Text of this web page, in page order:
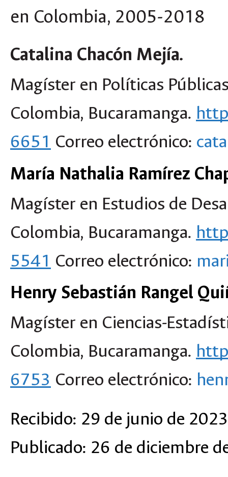
en Colombia, 2005-2018
Catalina Chacón Mejía.
Magíster en Políticas
Colombia, Bucaramanga.
6651 Correo electrónico:
María Nathalia Ramírez
Magíster en Estudios de
Colombia, Bucaramanga.
5541 Correo electrónico:
Henry Sebastián Rangel
Magíster en Ciencias-
Colombia, Bucaramanga.
6753 Correo electrónico:
Recibido: 29 de junio de
Publicado: 26 de diciembre